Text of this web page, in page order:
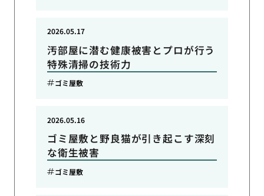
汚部屋に潜む健康被害とプロが行う
特殊清掃の技術力
2026.05.17
ゴミ屋敷
ゴミ屋敷と野良猫が引き起こす深刻
な衛生被害
2026.05.16
ゴミ屋敷